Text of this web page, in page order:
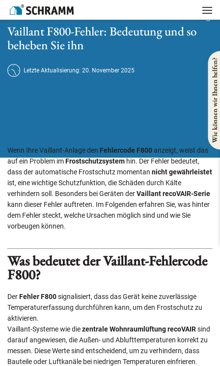
Startseite
Vaillant F800-Fehler: Bedeutung und so beheben Sie ihn
Vaillant F800-Fehler: Bedeutung und so
beheben Sie ihn
Letzte Aktualisierung: 20. November 2025
Wenn Ihre Vaillant-Anlage den Fehlercode F800anzeigt, weist das
auf ein Problem imFrostschutzsystem hin. Der Fehler bedeutet,
dass der automatische Frostschutz momentan nicht gewährleistet
ist, eine wichtige Schutzfunktion, die Schäden durch Kälte
verhindern soll. Besonders bei Geräten derVaillant recoVAIR-Serie
kann dieser Fehler auftreten. Im Folgenden erfahren Sie, was hinter
dem Fehler steckt, welche Ursachen möglich sind und wie Sie
vorbeugen können.
Was bedeutet der Vaillant-Fehlercode
F800?
DerFehler F800signalisiert, dass das Gerät keine zuverlässige
Temperaturerfassung durchführen kann, um den Frostschutz zu
aktivieren.
Vaillant-Systeme wie diezentrale Wohnraumlüftung recoVAIRsind
darauf angewiesen, die Außen- und Ablufttemperaturen korrekt zu
messen. Diese Werte sind entscheidend, um zu verhindern, dass
Bauteile oder Luftkanäle bei niedrigen Temperaturen einfrieren.
Wie können wir Ihnen helfen?